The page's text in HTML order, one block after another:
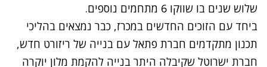
שלוש שנים בו שווקו 6 מתחמים נוספים.
ביחד עם הזוכים החדשים במכרז, כבר נמצאים בהליכי
תכנון מתקדמים חברת פתאל עם בנייה של ריזורט חדש,
חברת ישרוטל שקיבלה היתר בנייה להקמת מלון יוקרה